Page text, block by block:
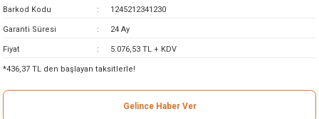
Barkod Kodu 1245212341230
Garanti Süresi 24 Ay
Fiyat 5.076,53 TL + KDV
*436,37 TL den başlayan taksitlerle!
Gelince Haber Ver